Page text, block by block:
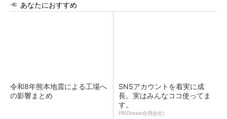
あなたにおすすめ
令和8年熊本地震による工場へ
の影響まとめ
SNSアカウントを着実に成
長。実はみんなココ使ってま
す。
PR(Dreaw合同会社)